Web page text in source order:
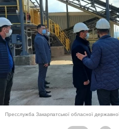
Пресслужба Закарпатської обласної державної